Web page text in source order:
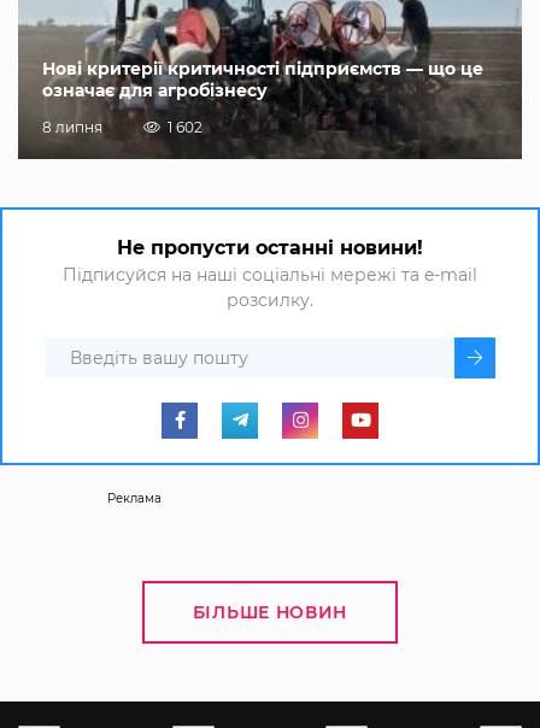
Нові критерії критичності підприємств — що це
означає для агробізнесу
8 липня 1 602
Не пропусти останні новини!
Підписуйся на наші соціальні мережі та e-mail
розсилку.
Реклама
БІЛЬШЕ НОВИН